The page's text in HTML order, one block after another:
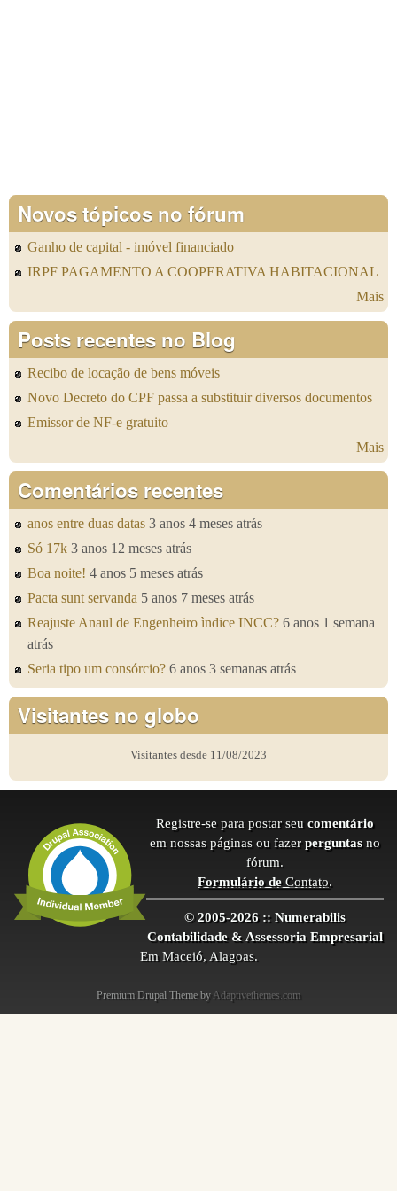
Novos tópicos no fórum
Ganho de capital - imóvel financiado
IRPF PAGAMENTO A COOPERATIVA HABITACIONAL
Mais
Posts recentes no Blog
Recibo de locação de bens móveis
Novo Decreto do CPF passa a substituir diversos documentos
Emissor de NF-e gratuito
Mais
Comentários recentes
anos entre duas datas 3 anos 4 meses atrás
Só 17k 3 anos 12 meses atrás
Boa noite! 4 anos 5 meses atrás
Pacta sunt servanda 5 anos 7 meses atrás
Reajuste Anaul de Engenheiro ìndice INCC? 6 anos 1 semana
atrás
Seria tipo um consórcio? 6 anos 3 semanas atrás
Visitantes no globo
Visitantes desde 11/08/2023
Registre-se para postar seu comentário
em nossas páginas ou fazer perguntas no
fórum.
Formulário deContato.
© 2005-2026 :: Numerabilis
Contabilidade & Assessoria Empresarial
Em Maceió, Alagoas.
Premium Drupal Theme by Adaptivethemes.com